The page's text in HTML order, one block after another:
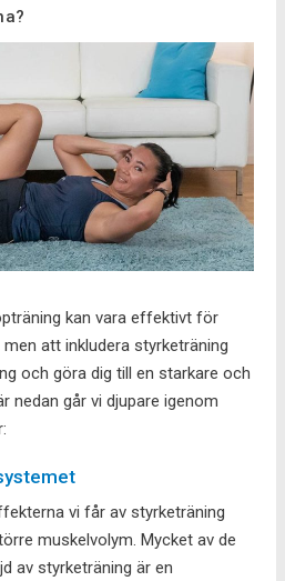
kan vara effektivt för
att inkludera styrketräning
och göra dig till en starkare och
nedan går vi djupare igenom
vi får av styrketräning
muskelvolym. Mycket av de
av styrketräning är en